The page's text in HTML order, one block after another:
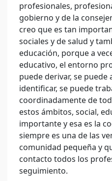
profesionales,
gobierno y de la
creo que es tan
sociales y de salud y
educación, porque a
educativo, el entorno
puede derivar, se puede
identificar, se puede
coordinadamente de
estos ámbitos, social,
importante y esa es la
siempre es una de las
comunidad pequeña y
contacto todos los
seguimiento.